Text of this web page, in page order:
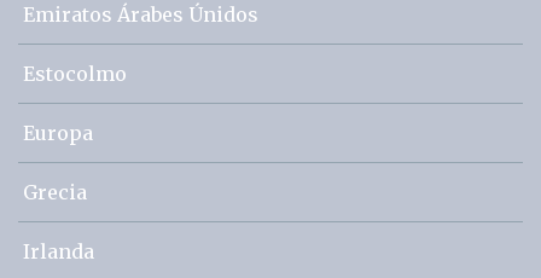
Emiratos Árabes Únidos
Estocolmo
Europa
Grecia
Irlanda